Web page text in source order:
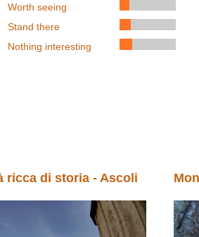
Worth seeing
Stand there
Nothing interesting
ricca di storia - Ascoli